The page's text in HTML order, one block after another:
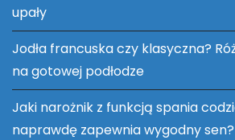
upały
Jodła francuska czy klasyczna?
na gotowej podłodze
Jaki narożnik z funkcją spania
naprawdę zapewnia wygodny sen?